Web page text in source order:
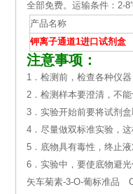
全部免费。运输条件：2-
产品名称
钾离子通道1进口试剂盒
注意事项：
1．检测前，检查各种仪
2．检测样本要澄清，不
3．实验开始前要将试剂
4．尽量做双标准实验，
5．底物具有毒性，终止
6．实验中，要使底物避
矢车菊素-3-O-葡标准